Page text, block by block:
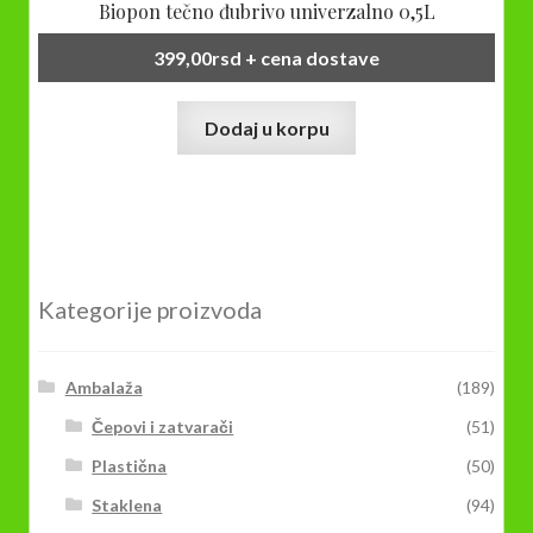
Biopon tečno đubrivo univerzalno 0,5L
399,00rsd + cena dostave
Dodaj u korpu
Kategorije proizvoda
Ambalaža
(189)
Čepovi i zatvarači
(51)
Plastična
(50)
Staklena
(94)